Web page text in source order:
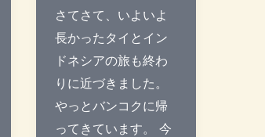
７
月
そ
の
2
さてさて、いよいよ
長かったタイとイン
ドネシアの旅も終わ
りに近づきました。
やっとバンコクに帰
ってきています。 今